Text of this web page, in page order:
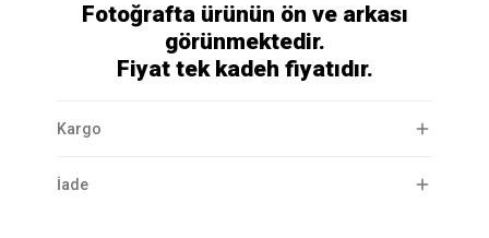
Fotoğrafta ürünün ön ve arkası
görünmektedir.
Fiyat tek kadeh fiyatıdır.
Kargo
İade